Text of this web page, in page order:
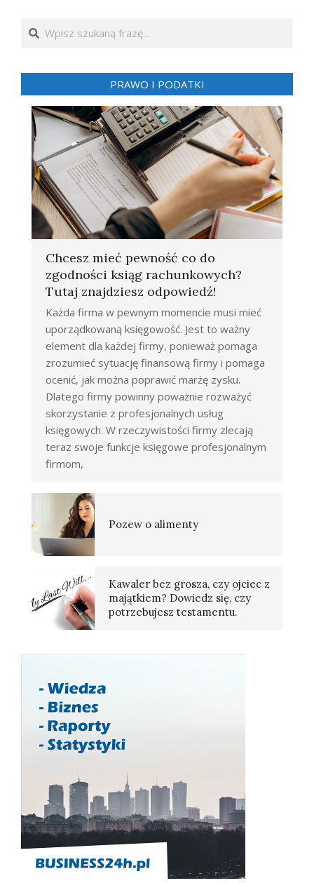
Search
PRAWO I PODATKI
Chcesz mieć pewność co do
zgodności ksiąg rachunkowych?
Tutaj znajdziesz odpowiedź!
Każda firma w pewnym momencie musi mieć
uporządkowaną księgowość. Jest to ważny
element dla każdej firmy, ponieważ pomaga
zrozumieć sytuację finansową firmy i pomaga
ocenić, jak można poprawić marżę zysku.
Dlatego firmy powinny poważnie rozważyć
skorzystanie z profesjonalnych usług
księgowych. W rzeczywistości firmy zlecają
teraz swoje funkcje księgowe profesjonalnym
firmom,
Pozew o alimenty
Kawaler bez grosza, czy ojciec z
majątkiem? Dowiedz się, czy
potrzebujesz testamentu.